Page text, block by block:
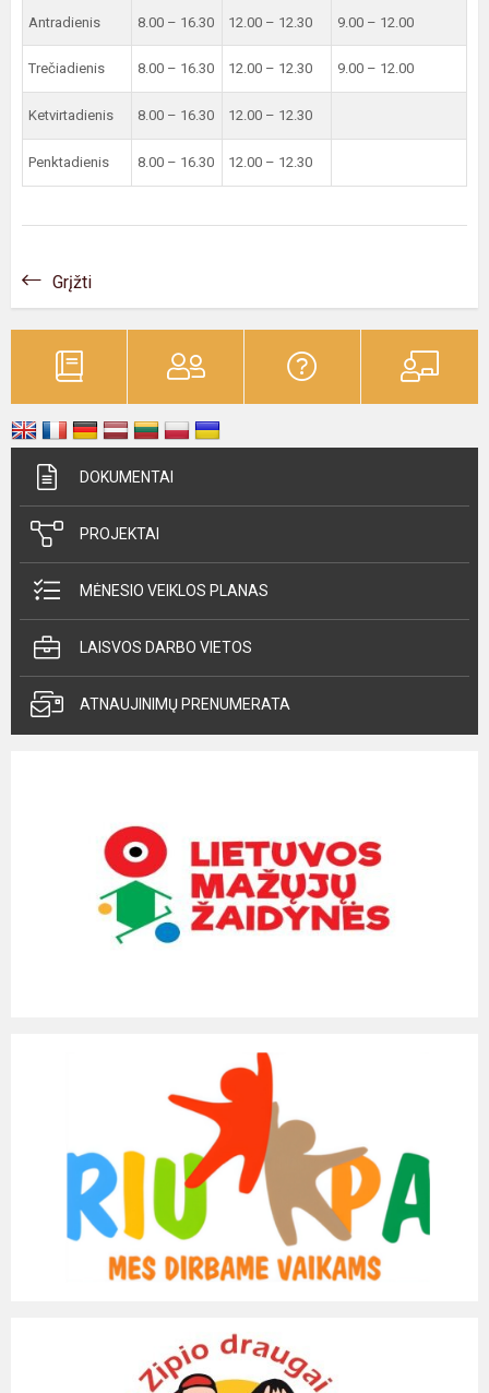
Antradienis 8.00 – 16.30 12.00 – 12.30 9.00 – 12.00
Trečiadienis 8.00 – 16.30 12.00 – 12.30 9.00 – 12.00
Ketvirtadienis 8.00 – 16.30 12.00 – 12.30
Penktadienis 8.00 – 16.30 12.00 – 12.30
Grįžti
DOKUMENTAI
PROJEKTAI
MĖNESIO VEIKLOS PLANAS
LAISVOS DARBO VIETOS
ATNAUJINIMŲ PRENUMERATA